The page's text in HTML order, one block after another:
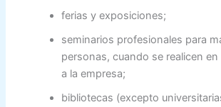
ferias y exposiciones;
seminarios profesionales para
personas, cuando se realicen
a la empresa;
bibliotecas (excepto